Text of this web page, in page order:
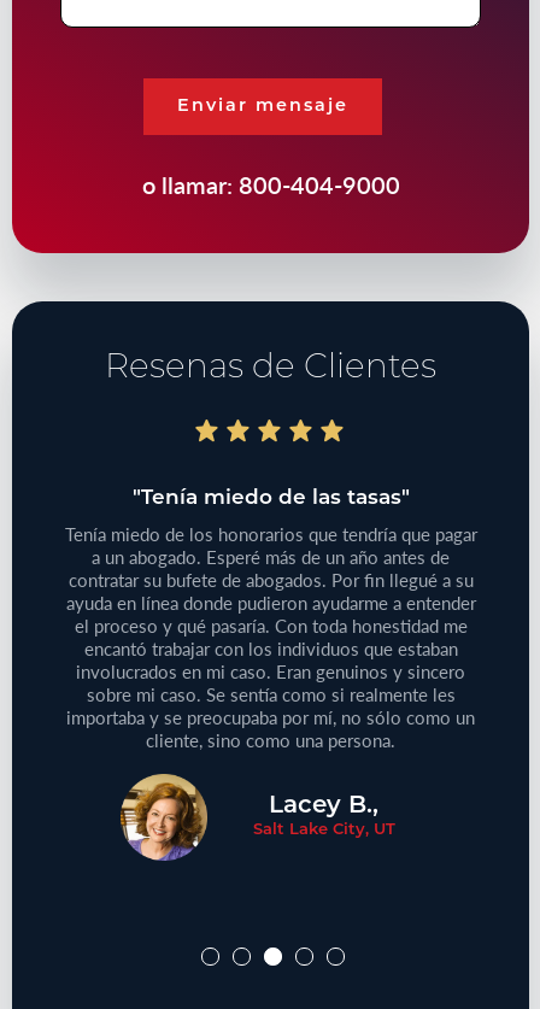
Enviar mensaje
o llamar: 800-404-9000
Resenas de Clientes
"Tenía miedo de las tasas"
Tenía miedo de los honorarios que tendría que pagar
a un abogado. Esperé más de un año antes de
contratar su bufete de abogados. Por fin llegué a su
ayuda en línea donde pudieron ayudarme a entender
el proceso y qué pasaría. Con toda honestidad me
encantó trabajar con los individuos que estaban
involucrados en mi caso. Eran genuinos y sincero
sobre mi caso. Se sentía como si realmente les
importaba y se preocupaba por mí, no sólo como un
cliente, sino como una persona.
Lacey B.,
Salt Lake City, UT